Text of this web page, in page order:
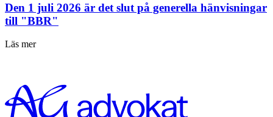
Den 1 juli 2026 är det slut på generella hänvisningar
till "BBR"
Läs mer